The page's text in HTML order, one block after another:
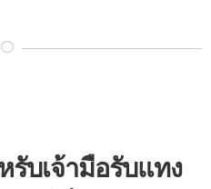
รับเจ้ามือรับแทง